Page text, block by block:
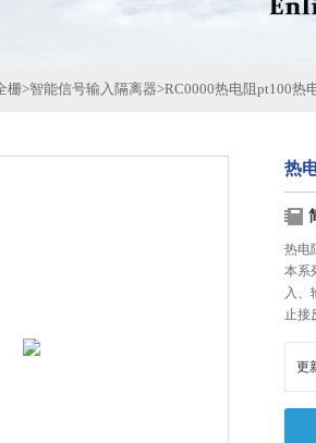
栅>智能信号输入隔离器>RC0000热电阻pt100热
热
热电
本系
入、
止接
更